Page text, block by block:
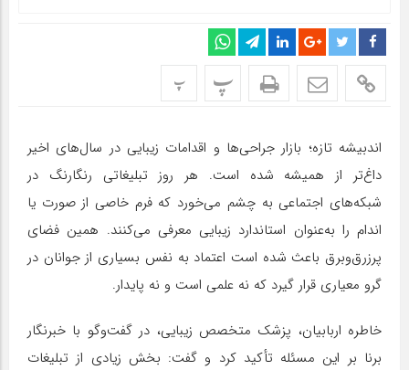
پ پ
اندبیشه تازه؛ بازار جراحی‌ها و اقدامات زیبایی در سال‌های اخیر
داغ‌تر از همیشه شده است. هر روز تبلیغاتی رنگارنگ در
شبکه‌های اجتماعی به چشم می‌خورد که فرم خاصی از صورت یا
اندام را به‌عنوان استاندارد زیبایی معرفی می‌کنند. همین فضای
پرزرق‌وبرق باعث شده است اعتماد به نفس بسیاری از جوانان در
گرو معیاری قرار گیرد که نه علمی است و نه پایدار.
خاطره اربابیان، پزشک متخصص زیبایی، در گفت‌وگو با خبرنگار
برنا بر این مسئله تأکید کرد و گفت: بخش زیادی از تبلیغات